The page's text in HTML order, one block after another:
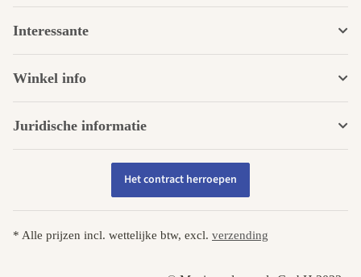
Interessante
Winkel info
Juridische informatie
Het contract herroepen
* Alle prijzen incl. wettelijke btw, excl. verzending